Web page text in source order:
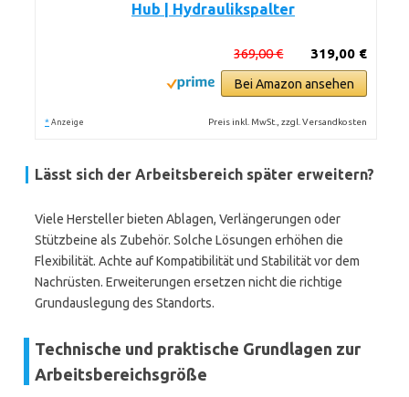
Hub | Hydraulikspalter
319,00 €
369,00 €
Bei Amazon ansehen
* Anzeige Preis inkl. MwSt., zzgl. Versandkosten
Lässt sich der Arbeitsbereich später erweitern?
Viele Hersteller bieten Ablagen, Verlängerungen oder
Stützbeine als Zubehör. Solche Lösungen erhöhen die
Flexibilität. Achte auf Kompatibilität und Stabilität vor dem
Nachrüsten. Erweiterungen ersetzen nicht die richtige
Grundauslegung des Standorts.
Technische und praktische Grundlagen zur
Arbeitsbereichsgröße